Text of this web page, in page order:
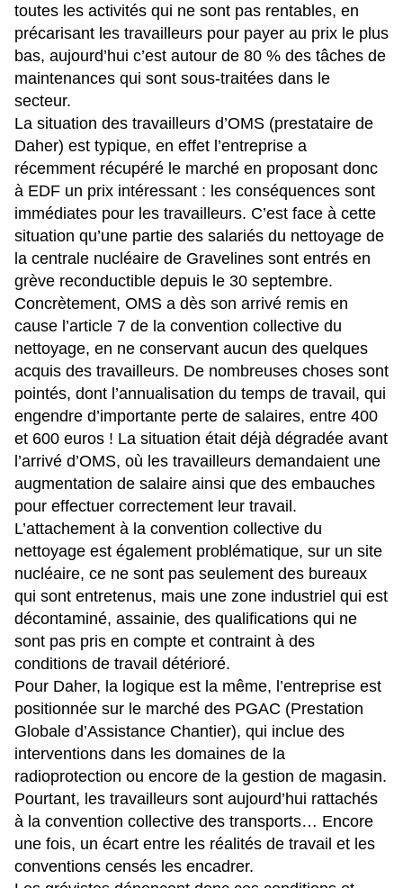
toutes les activités qui ne sont pas rentables, en
précarisant les travailleurs pour payer au prix le plus
bas, aujourd’hui c’est autour de 80 % des tâches de
maintenances qui sont sous-traitées dans le
secteur.
La situation des travailleurs d’OMS (prestataire de
Daher) est typique, en effet l’entreprise a
récemment récupéré le marché en proposant donc
à EDF un prix intéressant : les conséquences sont
immédiates pour les travailleurs. C’est face à cette
situation qu’une partie des salariés du nettoyage de
la centrale nucléaire de Gravelines sont entrés en
grève reconductible depuis le 30 septembre.
Concrètement, OMS a dès son arrivé remis en
cause l’article 7 de la convention collective du
nettoyage, en ne conservant aucun des quelques
acquis des travailleurs. De nombreuses choses sont
pointés, dont l’annualisation du temps de travail, qui
engendre d’importante perte de salaires, entre 400
et 600 euros ! La situation était déjà dégradée avant
l’arrivé d’OMS, où les travailleurs demandaient une
augmentation de salaire ainsi que des embauches
pour effectuer correctement leur travail.
L’attachement à la convention collective du
nettoyage est également problématique, sur un site
nucléaire, ce ne sont pas seulement des bureaux
qui sont entretenus, mais une zone industriel qui est
décontaminé, assainie, des qualifications qui ne
sont pas pris en compte et contraint à des
conditions de travail détérioré.
Pour Daher, la logique est la même, l’entreprise est
positionnée sur le marché des PGAC (Prestation
Globale d’Assistance Chantier), qui inclue des
interventions dans les domaines de la
radioprotection ou encore de la gestion de magasin.
Pourtant, les travailleurs sont aujourd’hui rattachés
à la convention collective des transports… Encore
une fois, un écart entre les réalités de travail et les
conventions censés les encadrer.